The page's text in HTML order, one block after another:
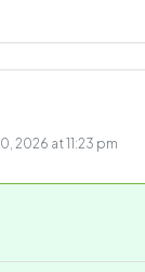
2026 at 11:23 pm